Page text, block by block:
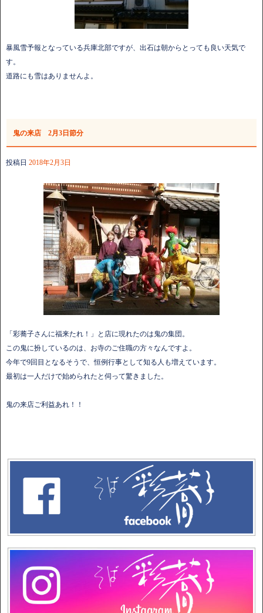
暴風雪予報となっている兵庫北部ですが、出石は朝からとっても良い天気で
す。
道路にも雪はありませんよ。
鬼の来店 2月3日節分
投稿日 2018年2月3日
「彩蕎子さんに福来たれ！」と店に現れたのは鬼の集団。
この鬼に扮しているのは、お寺のご住職の方々なんですよ。
今年で9回目となるそうで、恒例行事として知る人も増えています。
最初は一人だけで始められたと伺って驚きました。
鬼の来店ご利益あれ！！